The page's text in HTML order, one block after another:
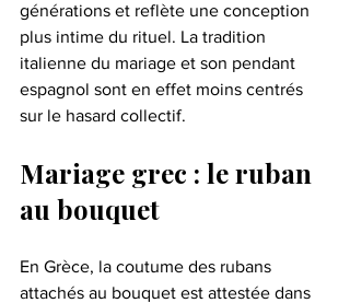
générations et reflète une conception
plus intime du rituel. La tradition
italienne du mariage et son pendant
espagnol sont en effet moins centrés
sur le hasard collectif.
Mariage grec : le ruban
au bouquet
En Grèce, la coutume des rubans
attachés au bouquet est attestée dans